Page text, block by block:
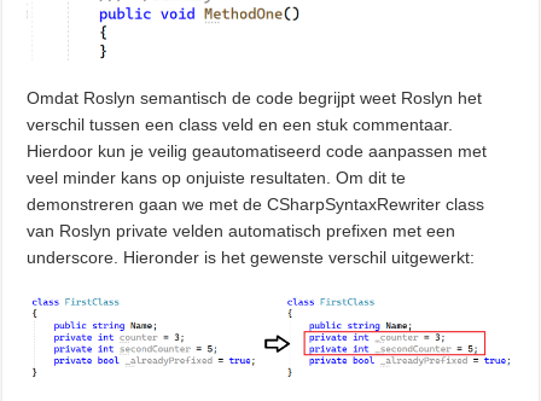
Omdat Roslyn semantisch de code begrijpt weet Roslyn het
verschil tussen een class veld en een stuk commentaar.
Hierdoor kun je veilig geautomatiseerd code aanpassen met
veel minder kans op onjuiste resultaten. Om dit te
demonstreren gaan we met de CSharpSyntaxRewriter class
van Roslyn private velden automatisch prefixen met een
underscore. Hieronder is het gewenste verschil uitgewerkt: